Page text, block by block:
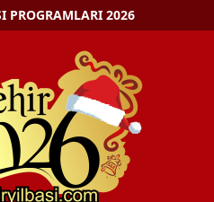
PROGRAMLARI 2026